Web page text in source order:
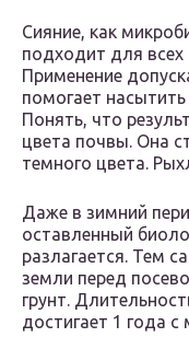
Сияние, как
подходит для всех
Применение
помогает
Понять, что
цвета почвы. Она
темного цвета.
Даже в зимний
оставленный
разлагается. Тем
земли перед
грунт.
достигает 1 года